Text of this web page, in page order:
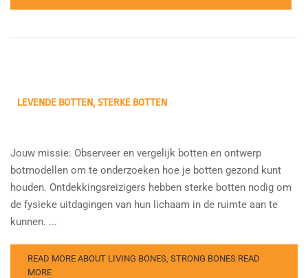
LEVENDE BOTTEN, STERKE BOTTEN
Jouw missie: Observeer en vergelijk botten en ontwerp
botmodellen om te onderzoeken hoe je botten gezond kunt
houden. Ontdekkingsreizigers hebben sterke botten nodig om
de fysieke uitdagingen van hun lichaam in de ruimte aan te
kunnen. ...
READ MORE ABOUT LIVING BONES, STRONG BONES READ
MORE